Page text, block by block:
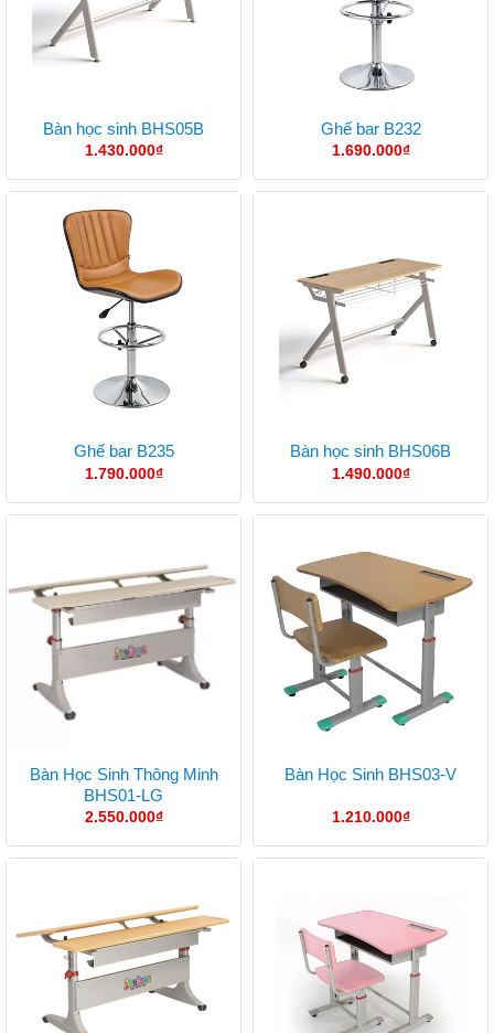
Bàn học sinh BHS05B
1.430.000₫
Ghế bar B232
1.690.000₫
Ghế bar B235
1.790.000₫
Bàn học sinh BHS06B
1.490.000₫
Bàn Học Sinh Thông Minh
BHS01-LG
2.550.000₫
Bàn Học Sinh BHS03-V
1.210.000₫